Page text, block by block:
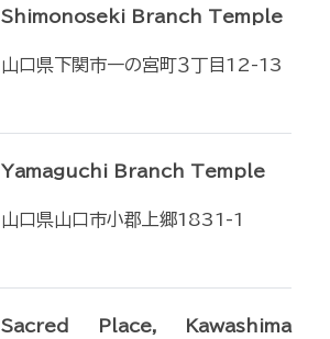
Shimonoseki Branch Temple
山口県下関市一の宮町３丁目12-13
Yamaguchi Branch Temple
山口県山口市小郡上郷1831-1
Sacred Place, Kawashima